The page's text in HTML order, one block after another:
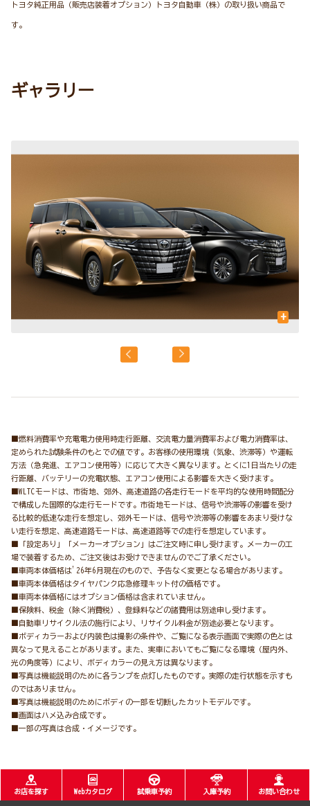
トヨタ純正用品（販売店装着オプション）トヨタ自動車（株）の取り扱い商品で
す。
ギャラリー
+
■燃料消費率や充電電力使用時走行距離、交流電力量消費率および電力消費率は、
定められた試験条件のもとでの値です。お客様の使用環境（気象、渋滞等）や運転
方法（急発進、エアコン使用等）に応じて大きく異なります。とくに1日当たりの走
行距離、バッテリーの充電状態、エアコン使用による影響を大きく受けます。
■WLTCモードは、市街地、郊外、高速道路の各走行モードを平均的な使用時間配分
で構成した国際的な走行モードです。市街地モードは、信号や渋滞等の影響を受け
る比較的低速な走行を想定し、郊外モードは、信号や渋滞等の影響をあまり受けな
い走行を想定、高速道路モードは、高速道路等での走行を想定しています。
■「設定あり」「メーカーオプション」はご注文時に申し受けます。メーカーの工
場で装着するため、ご注文後はお受けできませんのでご了承ください。
■車両本体価格は'26年6月現在のもので、予告なく変更となる場合があります。
■車両本体価格はタイヤパンク応急修理キット付の価格です。
■車両本体価格にはオプション価格は含まれていません。
■保険料、税金（除く消費税）、登録料などの諸費用は別途申し受けます。
■自動車リサイクル法の施行により、リサイクル料金が別途必要となります。
■ボディカラーおよび内装色は撮影の条件や、ご覧になる表示画面で実際の色とは
異なって見えることがあります。また、実車においてもご覧になる環境（屋内外、
光の角度等）により、ボディカラーの見え方は異なります。
■写真は機能説明のために各ランプを点灯したものです。実際の走行状態を示すも
のではありません。
■写真は機能説明のためにボディの一部を切断したカットモデルです。
■画面はハメ込み合成です。
■一部の写真は合成・イメージです。
お店を探す Webカタログ 試乗車予約 入庫予約 お問い合わせ